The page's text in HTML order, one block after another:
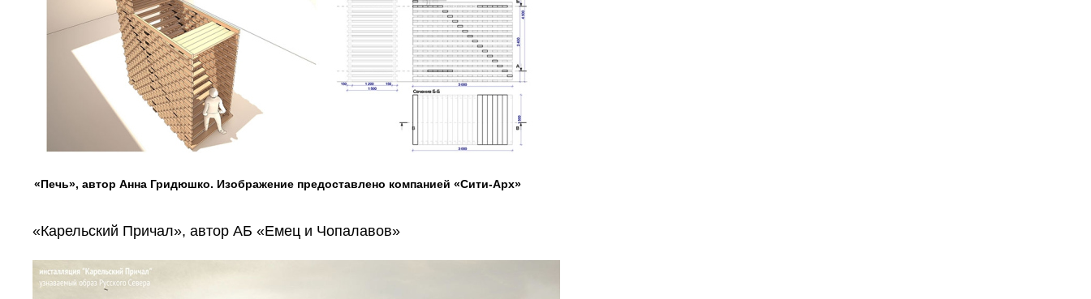
«Печь», автор Анна Гридюшко. Изображение предоставлено компанией «Сити-Арх»
«Карельский Причал», автор АБ «Емец и Чопалавов»